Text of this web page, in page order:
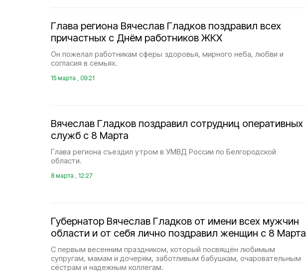
Глава региона Вячеслав Гладков поздравил всех
причастных с Днём работников ЖКХ
Он пожелал работникам сферы здоровья, мирного неба, любви и
согласия в семьях.
15 марта , 09:21
Вячеслав Гладков поздравил сотрудниц оперативных
служб с 8 Марта
Глава региона съездил утром в УМВД России по Белгородской
области.
8 марта , 12:27
Губернатор Вячеслав Гладков от имени всех мужчин
области и от себя лично поздравил женщин с 8 Марта
С первым весенним праздником, который посвящён любимым
супругам, мамам и дочерям, заботливым бабушкам, очаровательным
сёстрам и надежным коллегам.